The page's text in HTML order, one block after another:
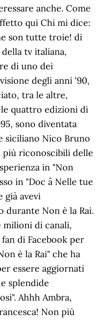
anche. Come
qui Chi mi dice:
son tutte troie! di
tv italiana,
di uno dei
degli anni '90,
tra le altre,
quattro edizioni di
sono diventata
siciliano Nico Bruno
più riconoscibili delle
in "Non
in "Doc â Nelle tue
già avevi
durante Non è la Rai.
milioni di canali,
di Facebook per
è la Rai" che ha
essere aggiornati
splendide
Ahhh Ambra,
Non più